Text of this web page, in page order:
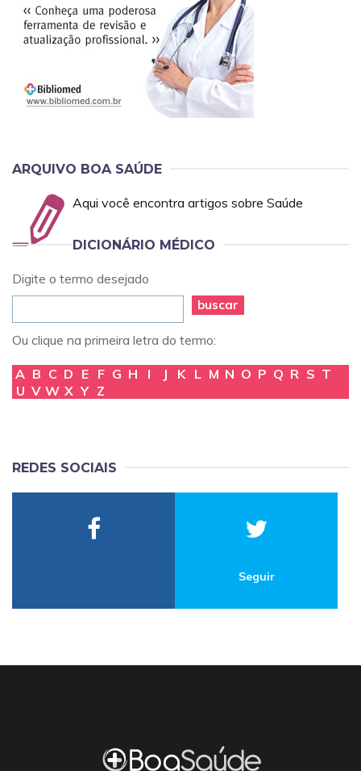
ARQUIVO BOA SAÚDE
Aqui você encontra artigos sobre Saúde
DICIONÁRIO MÉDICO
Digite o termo desejado
buscar
Ou clique na primeira letra do termo:
A B C D E F G H I J K L M N O P Q R S T
U V W X Y Z
REDES SOCIAIS
Seguir